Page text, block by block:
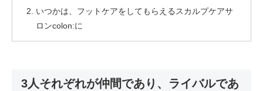
いつかは、フットケアをしてもらえるスカルプケアサ
ロンcolon:に
3人それぞれが仲間であり、ライバルであ